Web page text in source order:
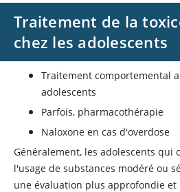
Traitement de la
chez les adolescents
Traitement comportemental
adolescents
Parfois, pharmacothérapie
Naloxone en cas d'overdose
Généralement, les adolescents qui
l'usage de substances modéré ou
une évaluation plus approfondie